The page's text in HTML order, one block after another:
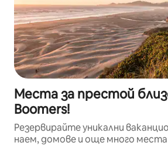
Места за престой
Boomers!
Резервирайте уникални
наем, домове и още много